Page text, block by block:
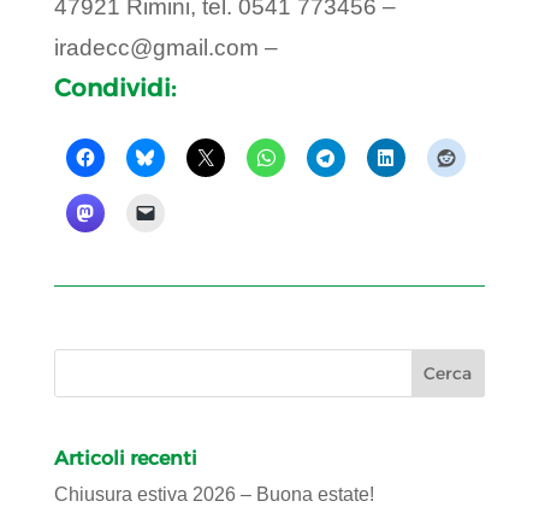
47921 Rimini, tel. 0541 773456 –
iradecc@gmail.com –
Condividi:
Articoli recenti
Chiusura estiva 2026 – Buona estate!